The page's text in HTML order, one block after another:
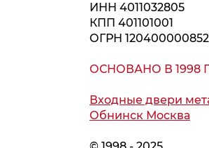
ИНН 4011032805
КПП 401101001
ОГРН
ОСНОВАНО В 1998
Входные двери
Обнинск Москва